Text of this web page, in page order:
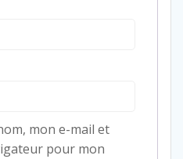
mon e-mail et
pour mon